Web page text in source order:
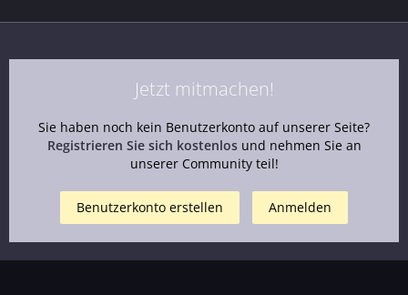
Jetzt mitmachen!
Sie haben noch kein Benutzerkonto auf unserer Seite?
Registrieren Sie sich kostenlosund nehmen Sie an
unserer Community teil!
Benutzerkonto erstellen Anmelden